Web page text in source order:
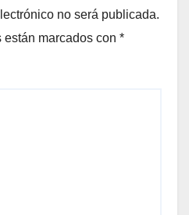
no será publicada.
están marcados con *